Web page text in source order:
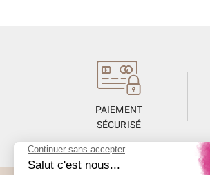
PAIEMENT
SÉCURISÉ